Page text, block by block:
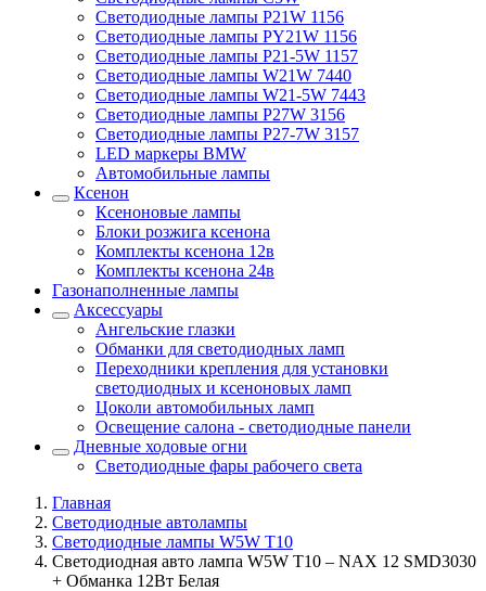
Светодиодные лампы P21W 1156
Светодиодные лампы PY21W 1156
Светодиодные лампы P21-5W 1157
Светодиодные лампы W21W 7440
Светодиодные лампы W21-5W 7443
Светодиодные лампы P27W 3156
Светодиодные лампы P27-7W 3157
LED маркеры BMW
Автомобильные лампы
Ксенон
Ксеноновые лампы
Блоки розжига ксенона
Комплекты ксенона 12в
Комплекты ксенона 24в
Газонаполненные лампы
Аксессуары
Ангельские глазки
Обманки для светодиодных ламп
Переходники крепления для установки
светодиодных и ксеноновых ламп
Цоколи автомобильных ламп
Освещение салона - светодиодные панели
Дневные ходовые огни
Светодиодные фары рабочего света
Главная
Светодиодные автолампы
Светодиодные лампы W5W T10
Светодиодная авто лампа W5W T10 – NAX 12 SMD3030
+ Обманка 12Вт Белая